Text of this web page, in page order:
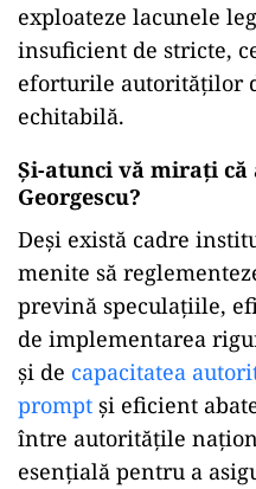
exploateze lacunele
insuficient de stricte,
eforturile autorităților
echitabilă.
Și-atunci vă mirați că
Georgescu?
Deși există cadre
menite să
prevină speculațiile,
de implementarea
și de capacitatea
prompt și eficient
între autoritățile
esențială pentru a